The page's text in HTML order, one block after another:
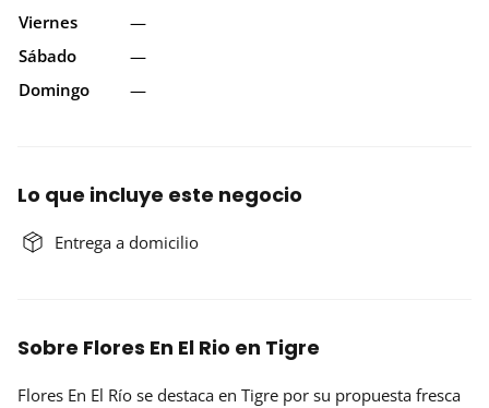
Viernes
—
Sábado
—
Domingo
—
Lo que incluye este negocio
Entrega a domicilio
Sobre Flores En El Rio en Tigre
Flores En El Río se destaca en Tigre por su propuesta fresca